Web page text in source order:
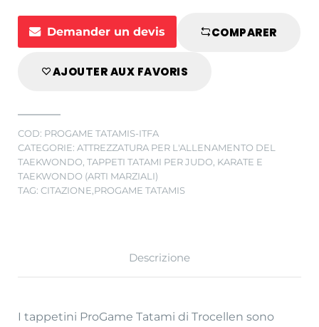
prezzo:
da
€35,01
a
Demander un devis COMPARER
AJOUTER AUX FAVORIS
COD: PROGAME TATAMIS-ITFA
CATEGORIE: ATTREZZATURA PER L'ALLENAMENTO DEL
TAEKWONDO, TAPPETI TATAMI PER JUDO, KARATE E
TAEKWONDO (ARTI MARZIALI)
TAG: CITAZIONE,PROGAME TATAMIS
Descrizione
I tappetini ProGame Tatami di Trocellen sono